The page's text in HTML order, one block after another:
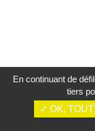
En continuant de
tiers
✓ OK,